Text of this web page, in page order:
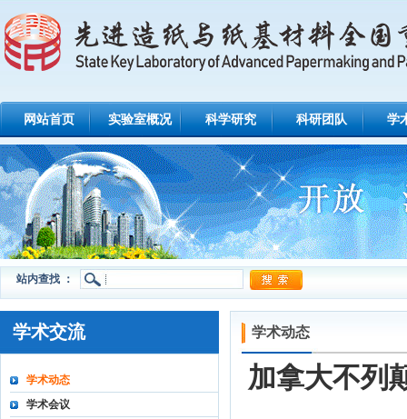
网站首页 实验室概况 科学研究 科研团队 学
站内查找 ：
学术交流
学术动态
学术会议
学术动态
加拿大不列